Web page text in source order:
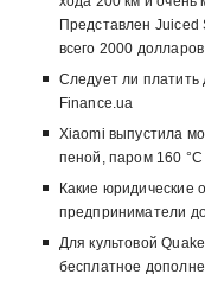
Представлен Juiced
всего 2000 долларов
Следует ли
Finance.ua
Xiaomi выпустила
пеной, паром 160
Какие юридические
предприниматели
Для культовой
бесплатное